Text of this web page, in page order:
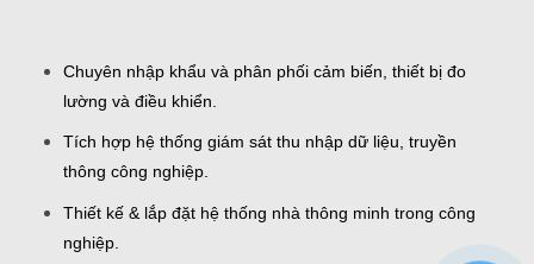
Chuyên nhập khẩu và phân phối cảm biến, thiết bị đo
lường và điều khiển.
Tích hợp hệ thống giám sát thu nhập dữ liệu, truyền
thông công nghiệp.
Thiết kế & lắp đặt hệ thống nhà thông minh trong công
nghiệp.